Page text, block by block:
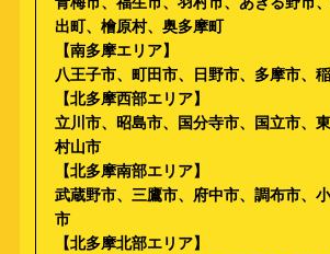
出町、檜原村、奥多摩町
【南多摩エリア】
八王子市、町田市、日野市、多摩市、
【北多摩西部エリア】
立川市、昭島市、国分寺市、国立市、
村山市
【北多摩南部エリア】
武蔵野市、三鷹市、府中市、調布市、
市
【北多摩北部エリア】